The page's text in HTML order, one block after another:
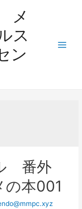
メ
ス
ン
番外
本001